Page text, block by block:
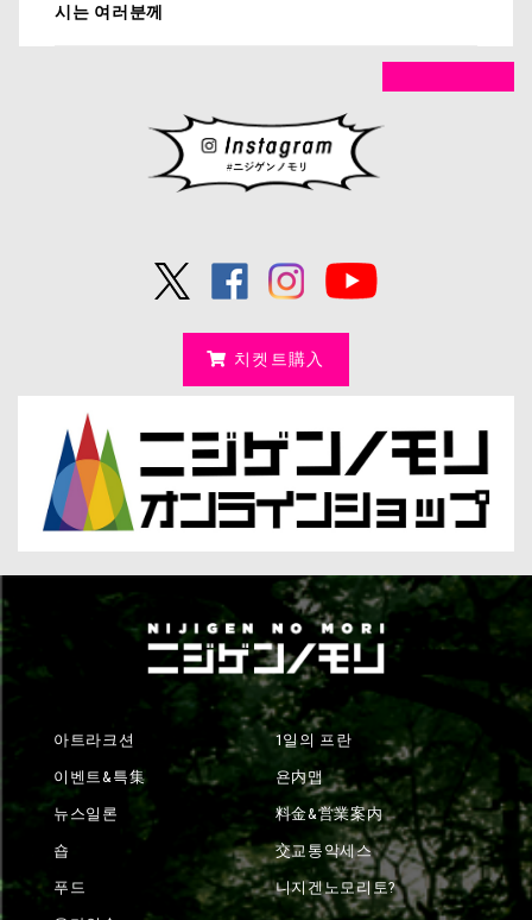
시는 여러분께
치켓트購入
아트라크션
이벤트&특集
뉴스일론
숍
푸드
1일의 프란
욘内맵
料金&営業案内
交교통악세스
니지겐노모리토?